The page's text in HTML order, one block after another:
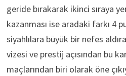
geride bırakarak ikinci sıraya
kazanması ise aradaki farkı 4
siyahlılara büyük bir nefes
vizesi ve prestij açısından bu
maçlarından biri olarak öne